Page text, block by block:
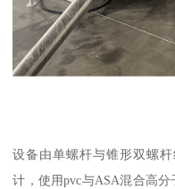
设备由单螺杆与锥形双螺
计，使用pvc与ASA混合高